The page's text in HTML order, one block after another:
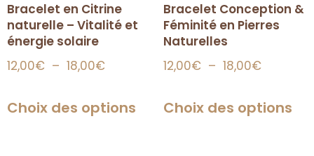
Bracelet en Citrine
naturelle – Vitalité et
énergie solaire
12,00€ – 18,00€
Choix des options
Bracelet Conception &
Féminité en Pierres
Naturelles
12,00€ – 18,00€
Choix des options